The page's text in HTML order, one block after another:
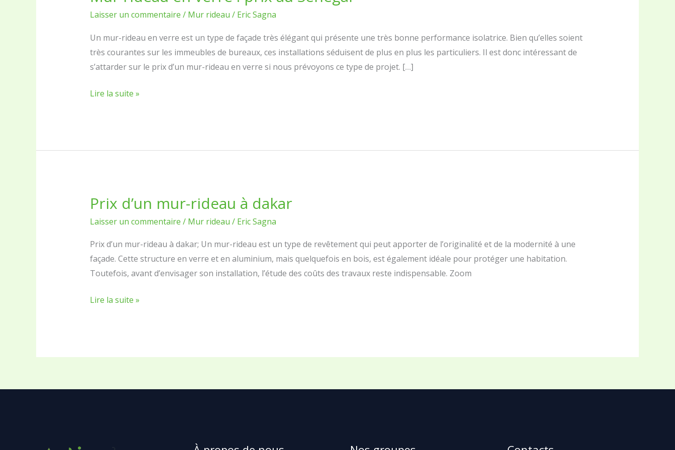
Laisser un commentaire / Mur rideau / Eric Sagna
Un mur-rideau en verre est un type de façade très élégant qui présente une très bonne performance isolatrice. Bien qu’elles soient
très courantes sur les immeubles de bureaux, ces installations séduisent de plus en plus les particuliers. Il est donc intéressant de
s’attarder sur le prix d’un mur-rideau en verre si nous prévoyons ce type de projet. […]
verre
:
prix
Sénégal
Lire la suite »
Prix d’un mur-rideau à dakar
Laisser un commentaire / Mur rideau / Eric Sagna
Prix d’un mur-rideau à dakar; Un mur-rideau est un type de revêtement qui peut apporter de l’originalité et de la modernité à une
façade. Cette structure en verre et en aluminium, mais quelquefois en bois, est également idéale pour protéger une habitation.
Toutefois, avant d’envisager son installation, l’étude des coûts des travaux reste indispensable. Zoom
Prix
rideau
à
dakar
Lire la suite »